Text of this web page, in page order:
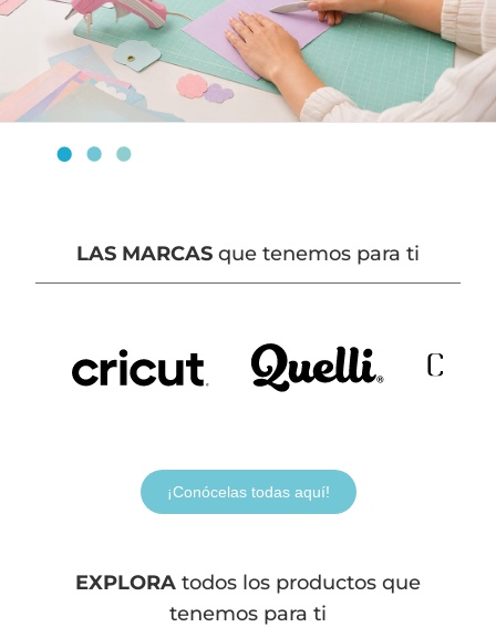
LAS MARCAS que tenemos para ti
¡Conócelas todas aquí!
EXPLORA todos los productos que
tenemos para ti